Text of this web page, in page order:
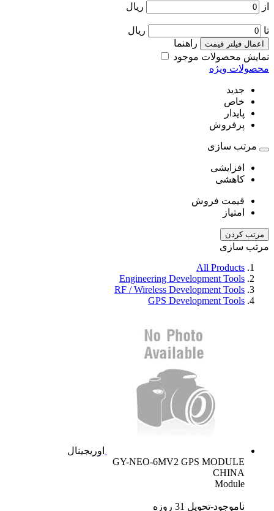
از ریال
تا ریال
اعمال فیلتر قیمت
راهنما
نمایش محصولات موجود
محصولات ویژه
جدید
خاص
پایدار
پرفروش
مرتب سازی
افزایشی
کاهشی
قیمت فروش
امتیاز
مرتب کردن
مرتب سازی
All Products
Engineering Development Tools
RF / Wireless Development Tools
GPS Development Tools
اوریجینال
GY-NEO-6MV2 GPS MODULE
CHINA
Module
ناموجود-تحویل 31 روزه